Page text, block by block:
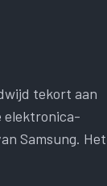
tekort aan
elektronica-
Samsung. Het